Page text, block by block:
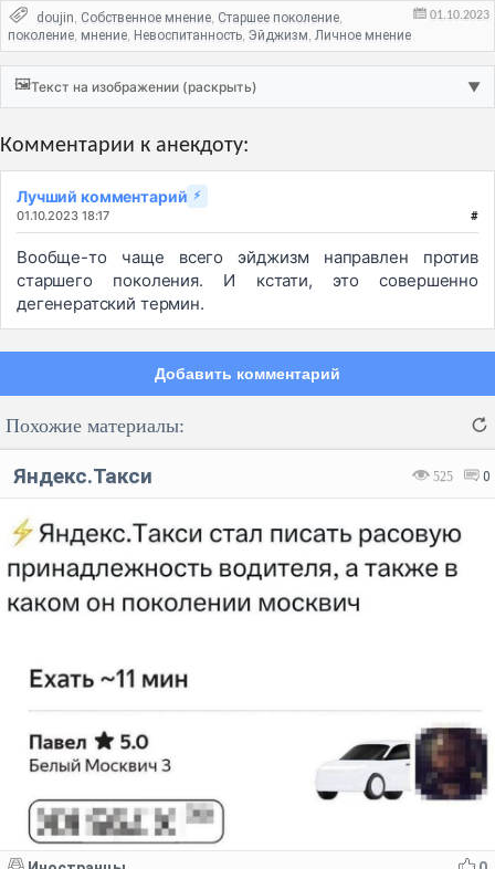
01.10.2023
doujin, Собственное мнение, Старшее поколение,
поколение, мнение, Невоспитанность, Эйджизм, Личное мнение
🖼️Текст на изображении (раскрыть) ▼
Комментарии к анекдоту:
Лучший комментарий ⚡
01.10.2023 18:17 #
Вообще-то чаще всего эйджизм направлен против
старшего поколения. И кстати, это совершенно
дегенератский термин.
Добавить комментарий
Код: Отмена Отправить
Похожие материалы:
525 0
Яндекс.Такси